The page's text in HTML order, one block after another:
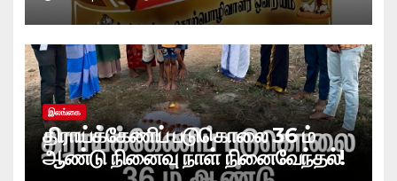
வாழ்த்துக்கள்!
இலங்கை
திராய்க்கேணிப் படுகொலை 36 ம்
ஆண்டு நினைவு நாள் நினைவேந்தல்!